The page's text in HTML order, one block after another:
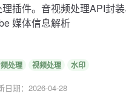
插件。音视频处理API封
媒体信息解析
处理 视频处理 水印
日期：2026-04-28